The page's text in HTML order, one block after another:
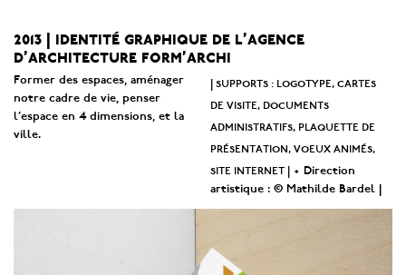
2013 | identité graphique de l’agence
d’architecture form’archi
Former des espaces, aménager
notre cadre de vie, penser
l’espace en 4 dimensions, et la
ville.
| supports : logotype, cartes
de visite, documents
administratifs, plaquette de
présentation, voeux animés,
site internet | • Direction
artistique : © Mathilde Bardel |